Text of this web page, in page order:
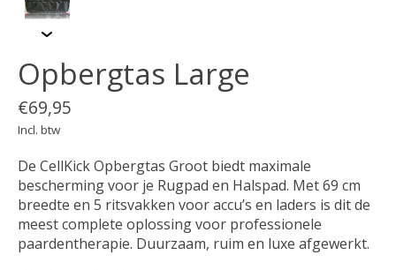
Opbergtas Large
€69,95
Incl. btw
De CellKick Opbergtas Groot biedt maximale
bescherming voor je Rugpad en Halspad. Met 69 cm
breedte en 5 ritsvakken voor accu’s en laders is dit de
meest complete oplossing voor professionele
paardentherapie. Duurzaam, ruim en luxe afgewerkt.